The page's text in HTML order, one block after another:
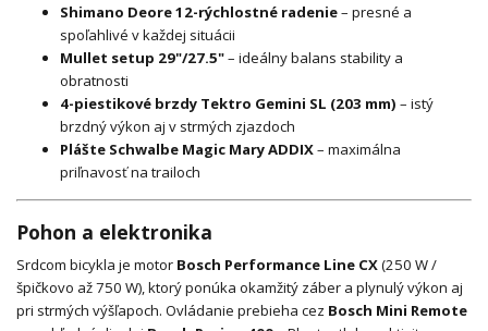
Shimano Deore 12-rýchlostné radenie– presné a
spoľahlivé v každej situácii
Mullet setup 29"/27.5"– ideálny balans stability a
obratnosti
4-piestikové brzdy Tektro Gemini SL (203 mm) – istý
brzdný výkon aj v strmých zjazdoch
Plášte Schwalbe Magic Mary ADDIX– maximálna
priľnavosť na trailoch
Pohon a elektronika
Srdcom bicykla je motor Bosch Performance Line CX(250 W /
špičkovo až 750 W), ktorý ponúka okamžitý záber a plynulý výkon aj
pri strmých výšľapoch. Ovládanie prebieha cez Bosch Mini Remote